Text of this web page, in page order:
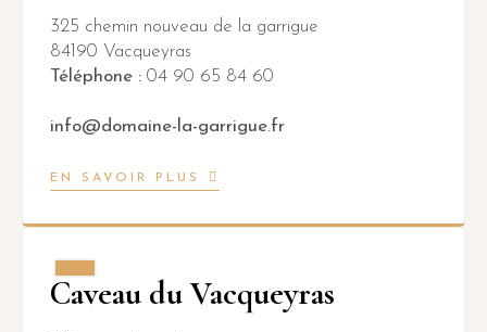
325 chemin nouveau de la garrigue
84190 Vacqueyras
Téléphone : 04 90 65 84 60
info@domaine-la-garrigue.fr
EN SAVOIR PLUS
Caveau du Vacqueyras